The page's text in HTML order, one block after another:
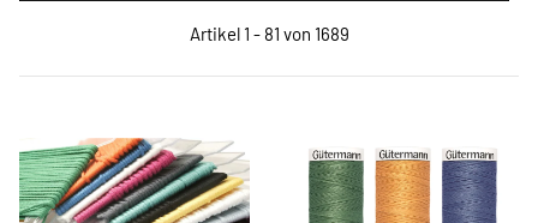
Artikel 1 - 81 von 1689